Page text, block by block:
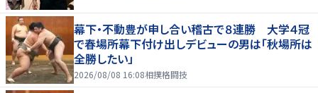
幕下・不動豊が申し合い稽古で８連勝 大学４冠
で春場所幕下付け出しデビューの男は「秋場所は
全勝したい」
2026/08/08 16:08相撲格闘技